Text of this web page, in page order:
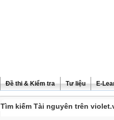
Đề thi & Kiểm tra Tư liệu E-
Tìm kiếm Tài nguyên trên